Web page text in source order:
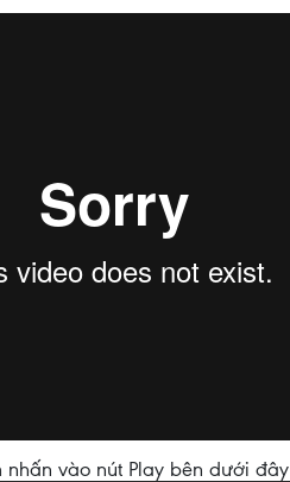
nhấn vào nút Play bên dưới đây